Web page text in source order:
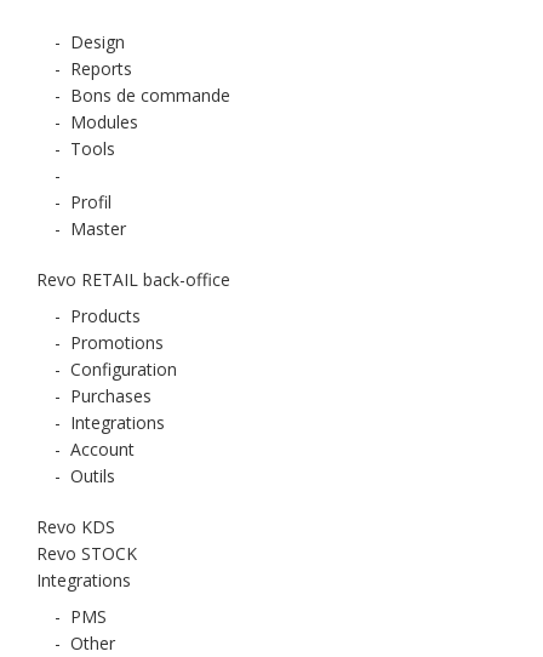
- Design
- Reports
- Bons de commande
- Modules
- Tools
-
- Profil
- Master
Revo RETAIL back-office
- Products
- Promotions
- Configuration
- Purchases
- Integrations
- Account
- Outils
Revo KDS
Revo STOCK
Integrations
- PMS
- Other